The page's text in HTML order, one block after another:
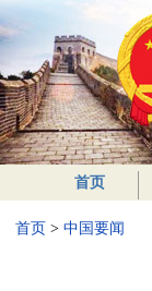
首页
首页 > 中国要闻